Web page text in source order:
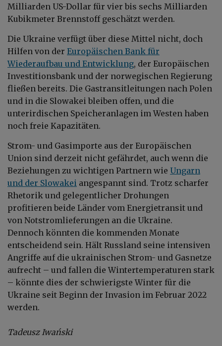
Milliarden US-Dollar für vier bis sechs Milliarden
Kubikmeter Brennstoff geschätzt werden.
Die Ukraine verfügt über diese Mittel nicht, doch
Hilfen von der Europäischen Bank für
Wiederaufbau und Entwicklung, der Europäischen
Investitionsbank und der norwegischen Regierung
fließen bereits. Die Gastransitleitungen nach Polen
und in die Slowakei bleiben offen, und die
unterirdischen Speicheranlagen im Westen haben
noch freie Kapazitäten.
Strom- und Gasimporte aus der Europäischen
Union sind derzeit nicht gefährdet, auch wenn die
Beziehungen zu wichtigen Partnern wie Ungarn
und der Slowakei angespannt sind. Trotz scharfer
Rhetorik und gelegentlicher Drohungen
profitieren beide Länder vom Energietransit und
von Notstromlieferungen an die Ukraine.
Dennoch könnten die kommenden Monate
entscheidend sein. Hält Russland seine intensiven
Angriffe auf die ukrainischen Strom- und Gasnetze
aufrecht – und fallen die Wintertemperaturen stark
– könnte dies der schwierigste Winter für die
Ukraine seit Beginn der Invasion im Februar 2022
werden.
Tadeusz Iwański